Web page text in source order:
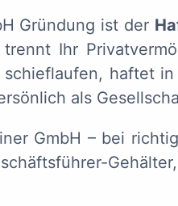
Gründung ist der
Ihr
haftet
als
GmbH – bei